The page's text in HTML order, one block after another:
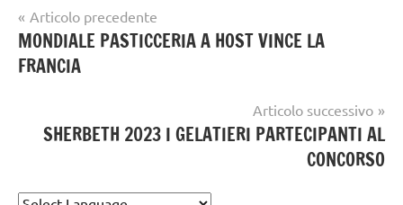
gelato
news,
gelato
artigianale
Navigazione
articoli
Articolo precedente
MONDIALE PASTICCERIA A HOST VINCE LA
FRANCIA
Articolo successivo
SHERBETH 2023 I GELATIERI PARTECIPANTI AL
CONCORSO